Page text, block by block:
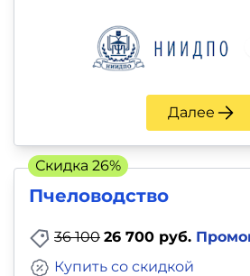
Далее
Пчеловодство
36 100 26 700 руб.
Купить со скидкой
Скидка 26%